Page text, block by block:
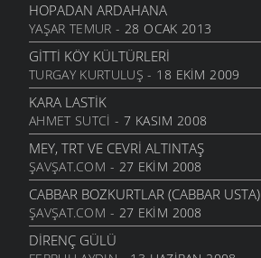
HOPADAN ARDAHANA
YAŞAR TEMUR - 28 OCAK 2013
GITTI KÖY KÜLTÜRLERI
TURGAY KURTULUŞ - 18 EKIM 2009
KARA LASTIK
AHMET SUTCI - 7 KASIM 2008
MEY, TRT VE CEVRI ALTINTAŞ
ŞAVŞAT.COM - 27 EKIM 2008
CABBAR BOZKURTLAR (CABBAR USTA)
ŞAVŞAT.COM - 27 EKIM 2008
DIRENÇ GÜLÜ